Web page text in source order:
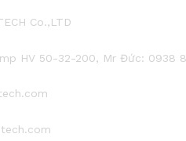
Co.,LTD
HV 50-32-200, Mr Đức: 0938